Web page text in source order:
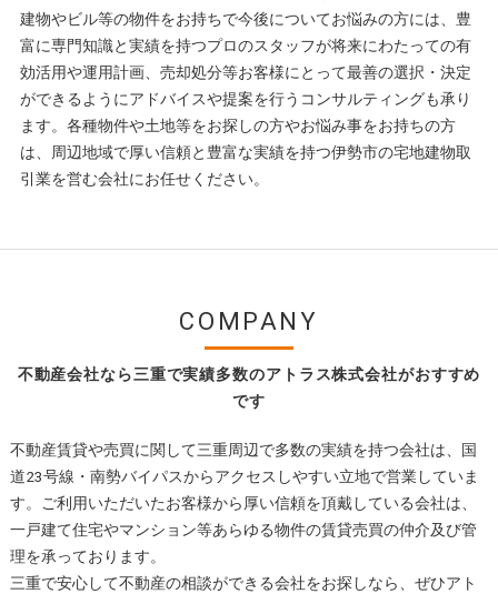
建物やビル等の物件をお持ちで今後についてお悩みの方には、豊
富に専門知識と実績を持つプロのスタッフが将来にわたっての有
効活用や運用計画、売却処分等お客様にとって最善の選択・決定
ができるようにアドバイスや提案を行うコンサルティングも承り
ます。各種物件や土地等をお探しの方やお悩み事をお持ちの方
は、周辺地域で厚い信頼と豊富な実績を持つ伊勢市の宅地建物取
引業を営む会社にお任せください。
不動産会社なら三重で実績多数のアトラス株式会社がおすすめ
です
COMPANY
不動産賃貸や売買に関して三重周辺で多数の実績を持つ会社は、国
道23号線・南勢バイパスからアクセスしやすい立地で営業していま
す。ご利用いただいたお客様から厚い信頼を頂戴している会社は、
一戸建て住宅やマンション等あらゆる物件の賃貸売買の仲介及び管
理を承っております。
三重で安心して不動産の相談ができる会社をお探しなら、ぜひアト